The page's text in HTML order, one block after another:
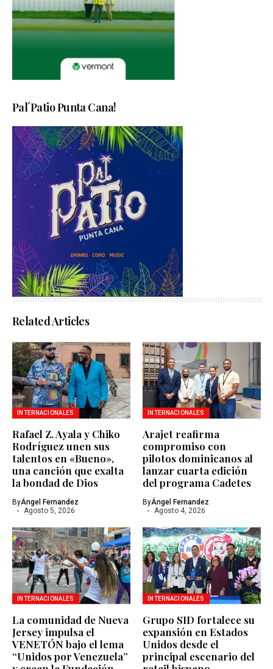
Pal´Patio Punta Cana!
Related Articles
INTERNACIONALES
Rafael Z. Ayala y Chiko
Rodríguez unen sus
talentos en «Bueno»,
una canción que exalta
la bondad de Dios
ByÁngel Fernandez
Agosto 5, 2026
INTERNACIONALES
Arajet reafirma
compromiso con
pilotos dominicanos al
lanzar cuarta edición
del programa Cadetes
ByÁngel Fernandez
Agosto 4, 2026
INTERNACIONALES
La comunidad de Nueva
Jersey impulsa el
VENETÓN bajo el lema
“Unidos por Venezuela”
INTERNACIONALES
Grupo SID fortalece su
expansión en Estados
Unidos desde el
principal escenario del